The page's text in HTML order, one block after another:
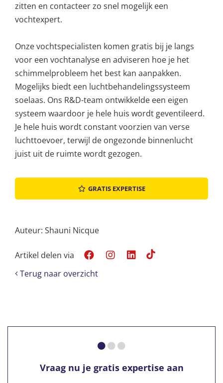
zitten en contacteer zo snel mogelijk een
vochtexpert.
Onze vochtspecialisten komen gratis bij je langs
voor een vochtanalyse en adviseren hoe je het
schimmelprobleem het best kan aanpakken.
Mogelijks biedt een luchtbehandelingssysteem
soelaas. Ons R&D-team ontwikkelde een eigen
systeem waardoor je hele huis wordt geventileerd.
Je hele huis wordt constant voorzien van verse
luchttoevoer, terwijl de ongezonde binnenlucht
juist uit de ruimte wordt gezogen.
GRATIS EXPERTISE
Auteur: Shauni Nicque
Artikel delen via
Terug naar overzicht
Vraag nu je gratis expertise aan